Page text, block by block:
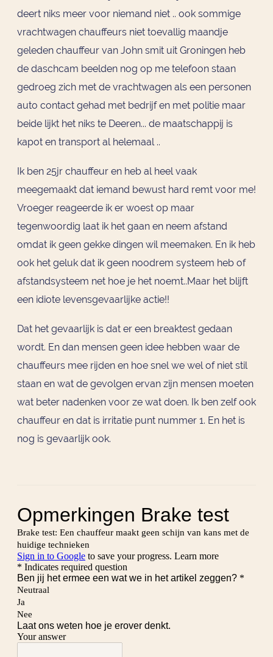
deert niks meer voor niemand niet .. ook sommige
vrachtwagen chauffeurs niet toevallig maandje
geleden chauffeur van John smit uit Groningen heb
de daschcam beelden nog op me telefoon staan
gedroeg zich met de vrachtwagen als een personen
auto contact gehad met bedrijf en met politie maar
beide lijkt het niks te Deeren... de maatschappij is
kapot en transport al helemaal ..
Ik ben 25jr chauffeur en heb al heel vaak
meegemaakt dat iemand bewust hard remt voor me!
Vroeger reageerde ik er woest op maar
tegenwoordig laat ik het gaan en neem afstand
omdat ik geen gekke dingen wil meemaken. En ik heb
ook het geluk dat ik geen noodrem systeem heb of
afstandsysteem net hoe je het noemt..Maar het blijft
een idiote levensgevaarlijke actie!!
Dat het gevaarlijk is dat er een breaktest gedaan
wordt. En dan mensen geen idee hebben waar de
chauffeurs mee rijden en hoe snel we wel of niet stil
staan en wat de gevolgen ervan zijn mensen moeten
wat beter nadenken voor ze wat doen. Ik ben zelf ook
chauffeur en dat is irritatie punt nummer 1. En het is
nog is gevaarlijk ook.